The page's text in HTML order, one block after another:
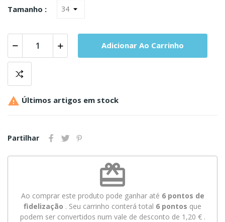
Tamanho :
Adicionar Ao Carrinho
 Últimos artigos em stock
Partilhar
redeem
Ao comprar este produto pode ganhar até 6pontos de
fidelização . Seu carrinho conterá total 6 pontos que
podem ser convertidos num vale de desconto de 1,20 €.